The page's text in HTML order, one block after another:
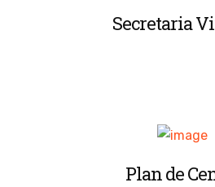
Secretaria
Plan de